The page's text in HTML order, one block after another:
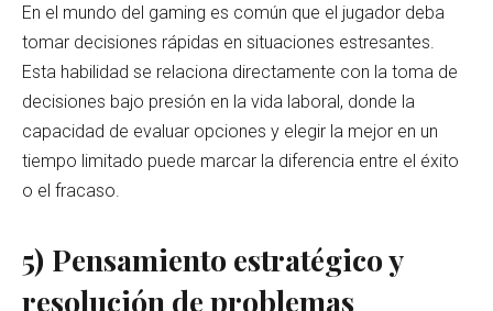
En el mundo del gaming es común que el jugador deba
tomar decisiones rápidas en situaciones estresantes.
Esta habilidad se relaciona directamente con la toma de
decisiones bajo presión en la vida laboral, donde la
capacidad de evaluar opciones y elegir la mejor en un
tiempo limitado puede marcar la diferencia entre el éxito
o el fracaso.
5) Pensamiento estratégico y
resolución de problemas